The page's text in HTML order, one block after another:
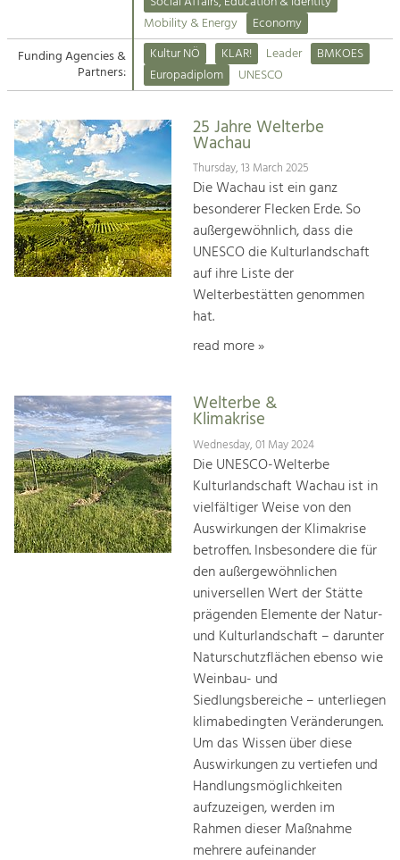
Suche
Impressum
Kontakt
Tourism
Offer Development and Positioning
Art & Culture
Crafts, Science and Research.
Social Affairs, Education
& Identity
Equality, Youth and Integration.
Climate Change, Public Transport and
Increase in Regional Value Added.
Mobility & Energy
Economy
Funding Agencies &
Partners:
Kultur NÖ KLAR! Leader
BMKOES
Europadiplom
UNESCO
25 Jahre Welterbe
Wachau
Thursday, 13 March 2025
Die Wachau ist ein ganz
besonderer Flecken Erde. So
außergewöhnlich, dass die
UNESCO die Kulturlandschaft
auf ihre Liste der
Welterbestätten genommen
hat.
read more »
Welterbe &
Klimakrise
Wednesday, 01 May 2024
Die UNESCO-Welterbe
Kulturlandschaft Wachau ist in
vielfältiger Weise von den
Auswirkungen der Klimakrise
betroffen. Insbesondere die für
den außergewöhnlichen
universellen Wert der Stätte
prägenden Elemente der Natur-
und Kulturlandschaft – darunter
Naturschutzflächen ebenso wie
Weinbau- und
Siedlungsbereiche – unterliegen
klimabedingten Veränderungen.
Um das Wissen über diese
Auswirkungen zu vertiefen und
Handlungsmöglichkeiten
aufzuzeigen, werden im
Rahmen dieser Maßnahme
mehrere aufeinander